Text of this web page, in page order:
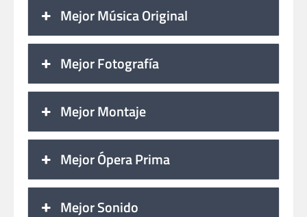
Mejor Música Original
Mejor Fotografía
Mejor Montaje
Mejor Ópera Prima
Mejor Sonido